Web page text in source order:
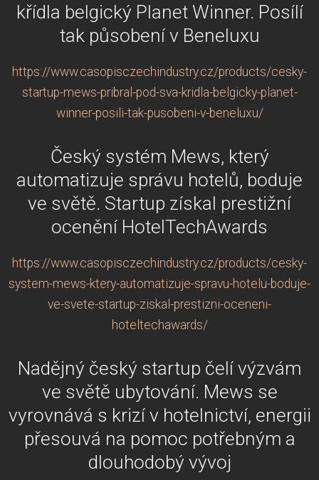
křídla belgický Planet Winner. Posílí
tak působení v Beneluxu
https://www.casopisczechindustry.cz/products/cesky-
startup-mews-pribral-pod-sva-kridla-belgicky-planet-
winner-posili-tak-pusobeni-v-beneluxu/
Český systém Mews, který
automatizuje správu hotelů, boduje
ve světě. Startup získal prestižní
ocenění HotelTechAwards
https://www.casopisczechindustry.cz/products/cesky-
system-mews-ktery-automatizuje-spravu-hotelu-boduje-
ve-svete-startup-ziskal-prestizni-oceneni-
hoteltechawards/
Nadějný český startup čelí výzvám
ve světě ubytování. Mews se
vyrovnává s krizí v hotelnictví, energii
přesouvá na pomoc potřebným a
dlouhodobý vývoj